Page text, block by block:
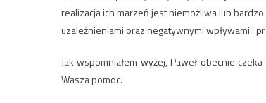
realizacja ich marzeń jest niemożliwa lub
uzależnieniami oraz negatywnymi wpływami i
Jak wspomniałem wyżej, Paweł obecnie
Wasza pomoc.